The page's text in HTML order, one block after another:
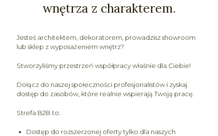
wnętrza z charakterem.
Jesteś architektem, dekoratorem, prowadzisz showroom
lub sklep z wyposażeniem wnętrz?
Stworzyliśmy przestrzeń współpracy właśnie dla Ciebie!
Dołącz do naszej społeczności profesjonalistów i zyskaj
dostęp do zasobów, które realnie wspierają Twoją pracę.
Strefa B2B to:
Dostęp do rozszerzonej oferty tylko dla naszych